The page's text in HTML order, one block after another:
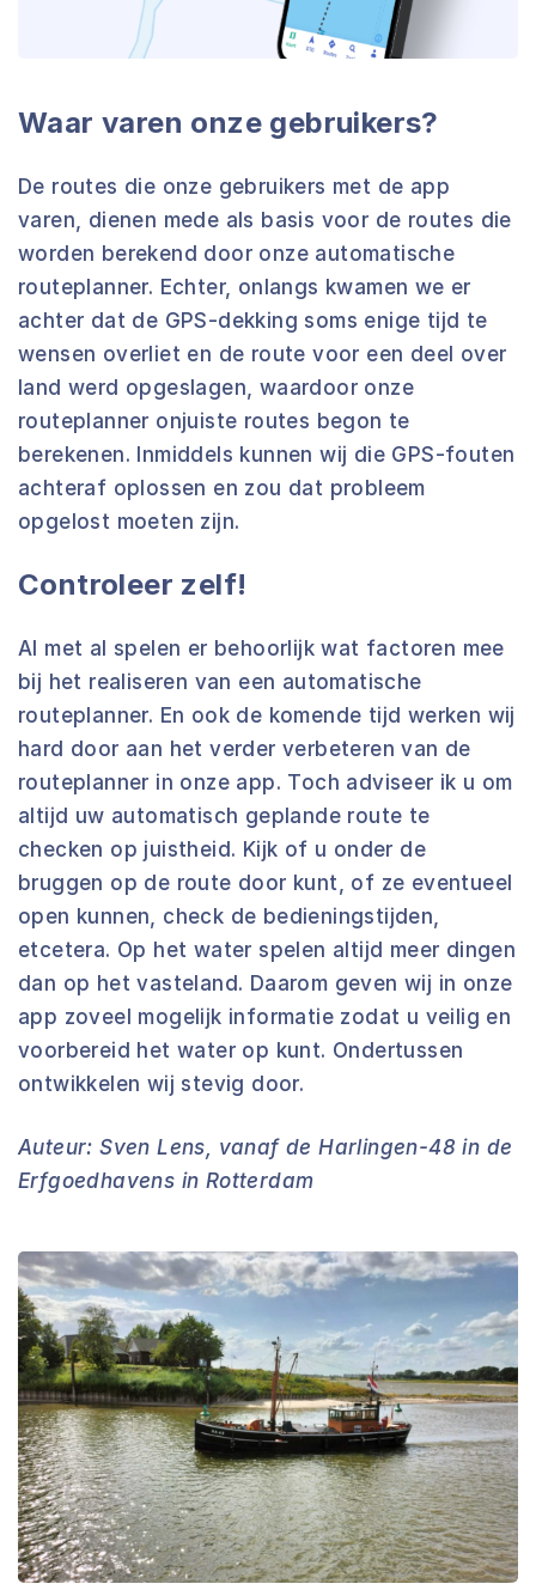
Waar varen onze gebruikers?
De routes die onze gebruikers met de app
varen, dienen mede als basis voor de routes die
worden berekend door onze automatische
routeplanner. Echter, onlangs kwamen we er
achter dat de GPS-dekking soms enige tijd te
wensen overliet en de route voor een deel over
land werd opgeslagen, waardoor onze
routeplanner onjuiste routes begon te
berekenen. Inmiddels kunnen wij die GPS-fouten
achteraf oplossen en zou dat probleem
opgelost moeten zijn.
Controleer zelf!
Al met al spelen er behoorlijk wat factoren mee
bij het realiseren van een automatische
routeplanner. En ook de komende tijd werken wij
hard door aan het verder verbeteren van de
routeplanner in onze app. Toch adviseer ik u om
altijd uw automatisch geplande route te
checken op juistheid. Kijk of u onder de
bruggen op de route door kunt, of ze eventueel
open kunnen, check de bedieningstijden,
etcetera. Op het water spelen altijd meer dingen
dan op het vasteland. Daarom geven wij in onze
app zoveel mogelijk informatie zodat u veilig en
voorbereid het water op kunt. Ondertussen
ontwikkelen wij stevig door.
Auteur: Sven Lens, vanaf de Harlingen-48 in de
Erfgoedhavens in Rotterdam